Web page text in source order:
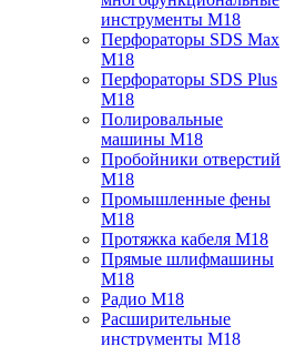
инструменты M18
Перфораторы SDS Max
M18
Перфораторы SDS Plus
M18
Полировальные
машины M18
Пробойники отверстий
M18
Промышленные фены
M18
Протяжка кабеля M18
Прямые шлифмашины
M18
Радио M18
Расширительные
инструменты M18